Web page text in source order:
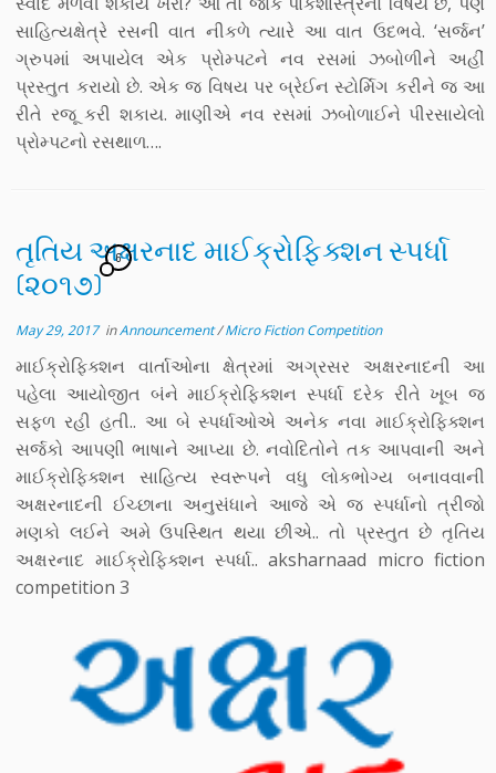
સાહિત્યક્ષેત્રે રસની વાત નીકળે ત્યારે આ વાત ઉદભવે. ‘સર્જન’
ગ્રુપમાં અપાયેલ એક પ્રોમ્પટને નવ રસમાં ઝબોળીને અહીં
પ્રસ્તુત કરાયો છે. એક જ વિષય પર બ્રેઈન સ્ટોર્મિગ કરીને જ આ
રીતે રજૂ કરી શકાય. માણીએ નવ રસમાં ઝબોળાઈને પીરસાયેલો
પ્રોમ્પટનો રસથાળ….
તૃતિય અક્ષરનાદ માઈક્રોફિક્શન સ્પર્ધા
(૨૦૧૭)
6
May 29, 2017inAnnouncement/Micro Fiction Competition
માઈક્રોફિક્શન વાર્તાઓના ક્ષેત્રમાં અગ્રસર અક્ષરનાદની આ
પહેલા આયોજીત બંને માઈક્રોફિક્શન સ્પર્ધા દરેક રીતે ખૂબ જ
સફળ રહી હતી.. આ બે સ્પર્ધાઓએ અનેક નવા માઈક્રોફિક્શન
સર્જકો આપણી ભાષાને આપ્યા છે. નવોદિતોને તક આપવાની અને
માઈક્રોફિક્શન સાહિત્ય સ્વરૂપને વધુ લોકભોગ્ય બનાવવાની
અક્ષરનાદની ઈચ્છાના અનુસંધાને આજે એ જ સ્પર્ધાનો ત્રીજો
મણકો લઈને અમે ઉપસ્થિત થયા છીએ.. તો પ્રસ્તુત છે તૃતિય
અક્ષરનાદ માઈક્રોફિક્શન સ્પર્ધા.. aksharnaad micro fiction
competition 3